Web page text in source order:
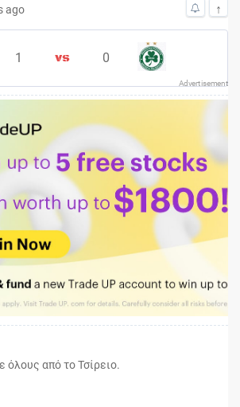
ago ↑
1 0
Advertisement
όλους από το Τσίρειο.